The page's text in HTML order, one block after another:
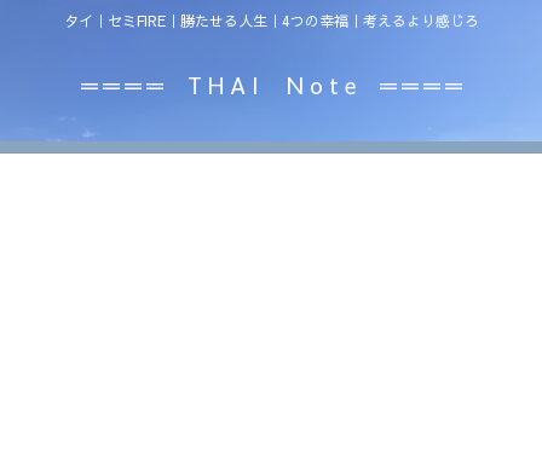
タイ｜セミFIRE｜勝たせる人生｜4つの幸福｜考えるより感じろ
＝＝＝＝ T H A I N o t e ＝＝＝＝